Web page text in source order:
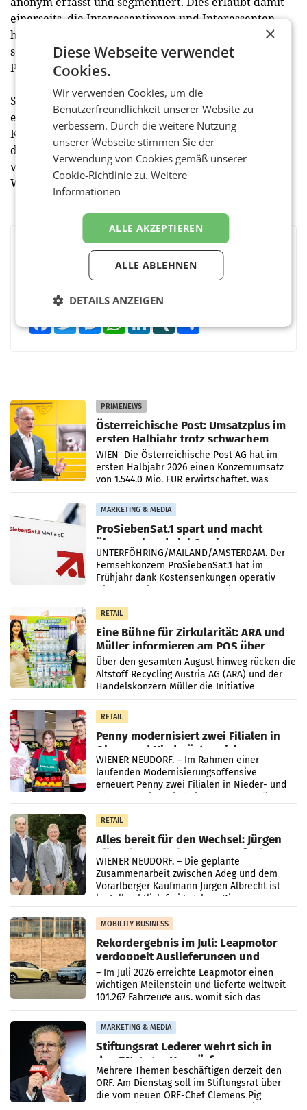
einerseits, die Interessentinnen und Interessenten
hinsichtlich Vorlieben besser verstehen zu lernen,
sowie andererseits in Zukunft auch, je nach
Präferenzen zielgerichtete Inhalte auszuspielen.
So erhält Koch Türen nicht nur ein Tool, um die
eigenen Produkte besser in Szene zu rücken und die
Kontaktaufnahme zwischen Partnerbetrieben und
den Interessentinnen und Interessenten zu
vereinfachen, sondern im Grunde auch ein neues
Werkzeug, um den Markt zu analysieren.
BEWERTEN SIE DIESEN ARTIKEL
PRIMENEWS
Österreichische Post: Umsatzplus im
ersten Halbjahr trotz schwachem
Briefgeschäft
WIEN Die Österreichische Post AG hat im
ersten Halbjahr 2026 einen Konzernumsatz
von 1.544,0 Mio. EUR erwirtschaftet, was
einem Plus von 3,8 Prozent gegenüber dem
Vergleichszeitraum
MARKETING & MEDIA
ProSiebenSat.1 spart und macht
überraschend viel Gewinn
UNTERFÖHRING/MAILAND/AMSTERDAM. Der
Fernsehkonzern ProSiebenSat.1 hat im
Frühjahr dank Kostensenkungen operativ
RETAIL
Eine Bühne für Zirkularität: ARA und
Müller informieren am POS über
Kreislauffähigkeit
Über den gesamten August hinweg rücken die
Altstoff Recycling Austria AG (ARA) und der
Handelskonzern Müller die Initiative
„Kreislauf-Helden“ in allen österreichischen
Müller-Filialen
RETAIL
Penny modernisiert zwei Filialen in
Ober- und Niederösterreich
WIENER NEUDORF. – Im Rahmen einer
laufenden Modernisierungsoffensive
erneuert Penny zwei Filialen in Nieder- und
RETAIL
Alles bereit für den Wechsel: Jürgen
Albrecht setzt ab 1.1.2027 auf Adeg
WIENER NEUDORF. – Die geplante
Zusammenarbeit zwischen Adeg und dem
Vorarlberger Kaufmann Jürgen Albrecht ist
kartellrechtlich freigegeben: Die
Bundeswettbewerbsbehörde und der
Bundeskartellanwalt
MOBILITY BUSINESS
Rekordergebnis im Juli: Leapmotor
verdoppelt Auslieferungen und
überschreitet die 100.000er-Marke
– Im Juli 2026 erreichte Leapmotor einen
wichtigen Meilenstein und lieferte weltweit
101.267 Fahrzeuge aus, womit sich das
Ergebnis gegenüber Juli 2025 mehr als
verdoppelte (+102
MARKETING & MEDIA
Stiftungsrat Lederer wehrt sich in
den SN gegen Vorwürfe
Mehrere Themen beschäftigen derzeit den
ORF. Am Dienstag soll im Stiftungsrat über
die vom neuen ORF-Chef Clemens Pig
×
Diese Webseite verwendet
Cookies.
Wir verwenden Cookies, um die
Benutzerfreundlichkeit unserer Website zu
verbessern. Durch die weitere Nutzung
unserer Webseite stimmen Sie der
Verwendung von Cookies gemäß unserer
Cookie-Richtlinie zu.Weitere
Informationen
ALLE AKZEPTIEREN
ALLE ABLEHNEN
DETAILS ANZEIGEN